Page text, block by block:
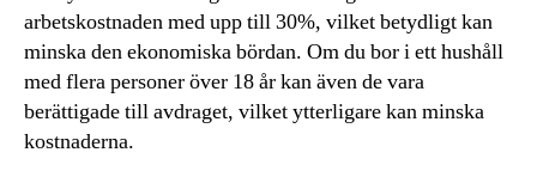
arbetskostnaden med upp till 30%, vilket betydligt kan
minska den ekonomiska bördan. Om du bor i ett hushåll
med flera personer över 18 år kan även de vara
berättigade till avdraget, vilket ytterligare kan minska
kostnaderna.